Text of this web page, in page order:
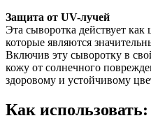
Защита от UV-лучей
Эта сыворотка действует
которые являются
Включив эту сыворотку в
кожу от солнечного
здоровому и устойчивому
Как использовать: